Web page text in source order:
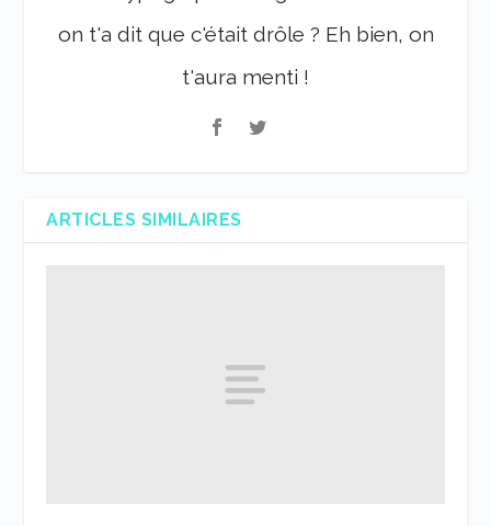
on t'a dit que c'était drôle ? Eh bien, on
t'aura menti !
ARTICLES SIMILAIRES